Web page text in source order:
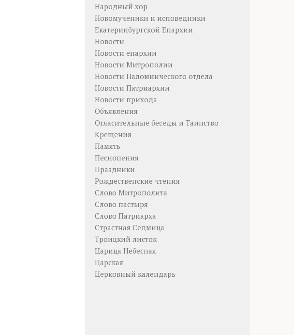
Народный хор
Новомученики и исповедники
Екатеринбургской Епархии
Новости
Новости епархии
Новости Митрополии
Новости Паломнического отдела
Новости Патриархии
Новости прихода
Объявления
Огласительные беседы и Таинство
Крещения
Память
Песнопения
Праздники
Рождественские чтения
Слово Митрополита
Слово пастыря
Слово Патриарха
Страстная Седмица
Троицкий листок
Царица Небесная
Царская
Церковный календарь